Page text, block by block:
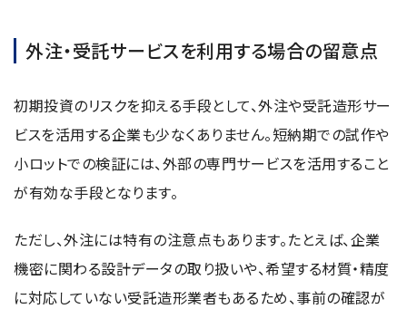
外注・受託サービスを利用する場合の留意点
初期投資のリスクを抑える手段として、外注や受託造形サー
ビスを活用する企業も少なくありません。短納期での試作や
小ロットでの検証には、外部の専門サービスを活用すること
が有効な手段となります。
ただし、外注には特有の注意点もあります。たとえば、企業
機密に関わる設計データの取り扱いや、希望する材質・精度
に対応していない受託造形業者もあるため、事前の確認が